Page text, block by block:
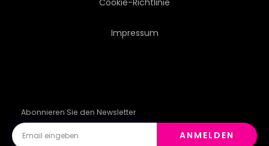
Impressum
Abonnieren Sie den Newsletter
ANMELDEN